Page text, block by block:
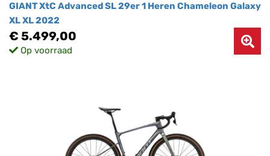
GIANT XtC Advanced SL 29er 1 Heren Chameleon Galaxy
XL XL 2022
€ 5.499,00
Op voorraad